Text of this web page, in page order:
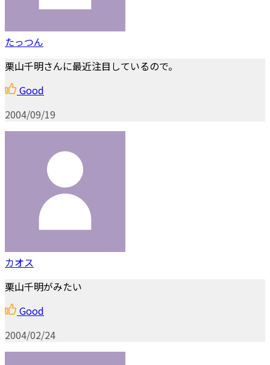
たっつん
栗山千明さんに最近注目しているので。
Good
2004/09/19
カオス
栗山千明がみたい
Good
2004/02/24